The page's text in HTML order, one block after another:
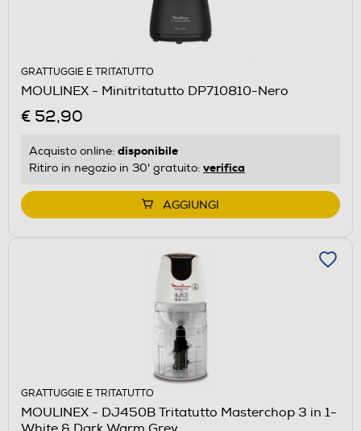
GRATTUGGIE E TRITATUTTO
MOULINEX - Minitritatutto DP710810-Nero
€ 52,90
Acquisto online: disponibile
Ritiro in negozio in 30' gratuito: verifica
AGGIUNGI
GRATTUGGIE E TRITATUTTO
MOULINEX - DJ450B Tritatutto Masterchop 3 in 1-